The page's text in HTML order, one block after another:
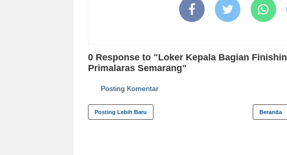
0 Response to "Loker Kepala Bagian
Primalaras Semarang"
Posting Komentar
Posting Lebih Baru Beranda